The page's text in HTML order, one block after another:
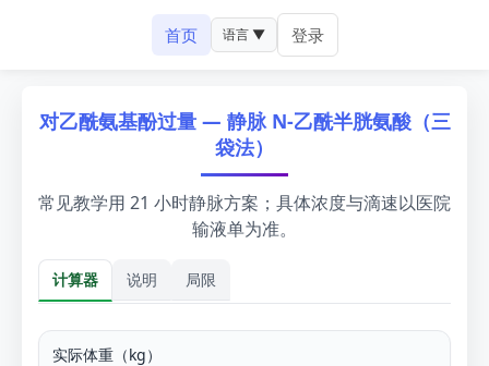
首页 语言 ▼ 登录
对乙酰氨基酚过量 — 静脉 N-乙酰半胱氨酸（三
袋法）
常见教学用 21 小时静脉方案；具体浓度与滴速以医院
输液单为准。
计算器 说明 局限
计算器
实际体重（kg）